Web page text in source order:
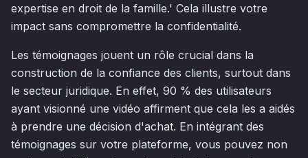
expertise en droit de la famille.' Cela illustre votre
impact sans compromettre la confidentialité.
Les témoignages jouent un rôle crucial dans la
construction de la confiance des clients, surtout dans
le secteur juridique. En effet, 90 % des utilisateurs
ayant visionné une vidéo affirment que cela les a aidés
à prendre une décision d'achat. En intégrant des
témoignages sur votre plateforme, vous pouvez non